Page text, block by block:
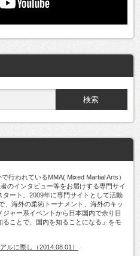
行われているMMA( Mixed Martial Arts）
のインタビュー等をお届けする専門サイ
タート。2009年に専門サイトとして活動
、海外の柔術トーナメント、海外のキッ
ャー系イベントから日本国内で余り目
ことで、国内を知ることになる」をモ
ルに際し（2014.08.01）